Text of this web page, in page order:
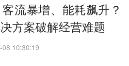
流暴增、能耗飙升？
方案破解经营难题
10:30:19